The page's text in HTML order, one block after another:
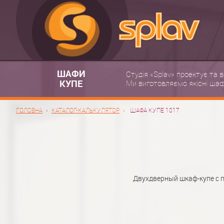
ШАФИ
КУПЕ
Студія «Splav» проектує
Ми виготовляємо якісні
ГОЛОВНА КАТАЛОГ-КАЛЬКУЛЯТОР ШАФА КУПЕ 1017
Двухдверный шкаф-купе с